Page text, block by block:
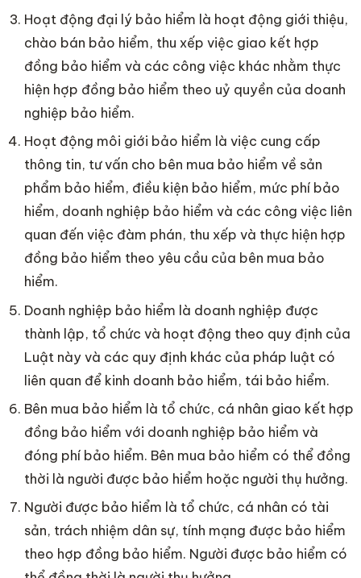
Hoạt động đại lý bảo hiểm là hoạt động giới thiệu,
chào bán bảo hiểm, thu xếp việc giao kết hợp
đồng bảo hiểm và các công việc khác nhằm thực
hiện hợp đồng bảo hiểm theo uỷ quyền của doanh
nghiệp bảo hiểm.
Hoạt động môi giới bảo hiểm là việc cung cấp
thông tin, tư vấn cho bên mua bảo hiểm về sản
phẩm bảo hiểm, điều kiện bảo hiểm, mức phí bảo
hiểm, doanh nghiệp bảo hiểm và các công việc liên
quan đến việc đàm phán, thu xếp và thực hiện hợp
đồng bảo hiểm theo yêu cầu của bên mua bảo
hiểm.
Doanh nghiệp bảo hiểm là doanh nghiệp được
thành lập, tổ chức và hoạt động theo quy định của
Luật này và các quy định khác của pháp luật có
liên quan để kinh doanh bảo hiểm, tái bảo hiểm.
Bên mua bảo hiểm là tổ chức, cá nhân giao kết hợp
đồng bảo hiểm với doanh nghiệp bảo hiểm và
đóng phí bảo hiểm. Bên mua bảo hiểm có thể đồng
thời là người được bảo hiểm hoặc người thụ hưởng.
Người được bảo hiểm là tổ chức, cá nhân có tài
sản, trách nhiệm dân sự, tính mạng được bảo hiểm
theo hợp đồng bảo hiểm. Người được bảo hiểm có